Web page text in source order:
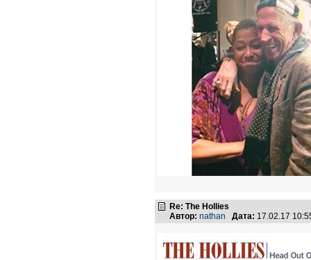
Re: The Hollies
Автор: nathan Дата: 17.02.17